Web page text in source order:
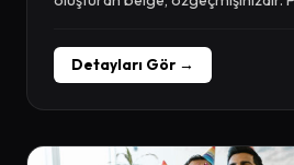
Detayları Gör →